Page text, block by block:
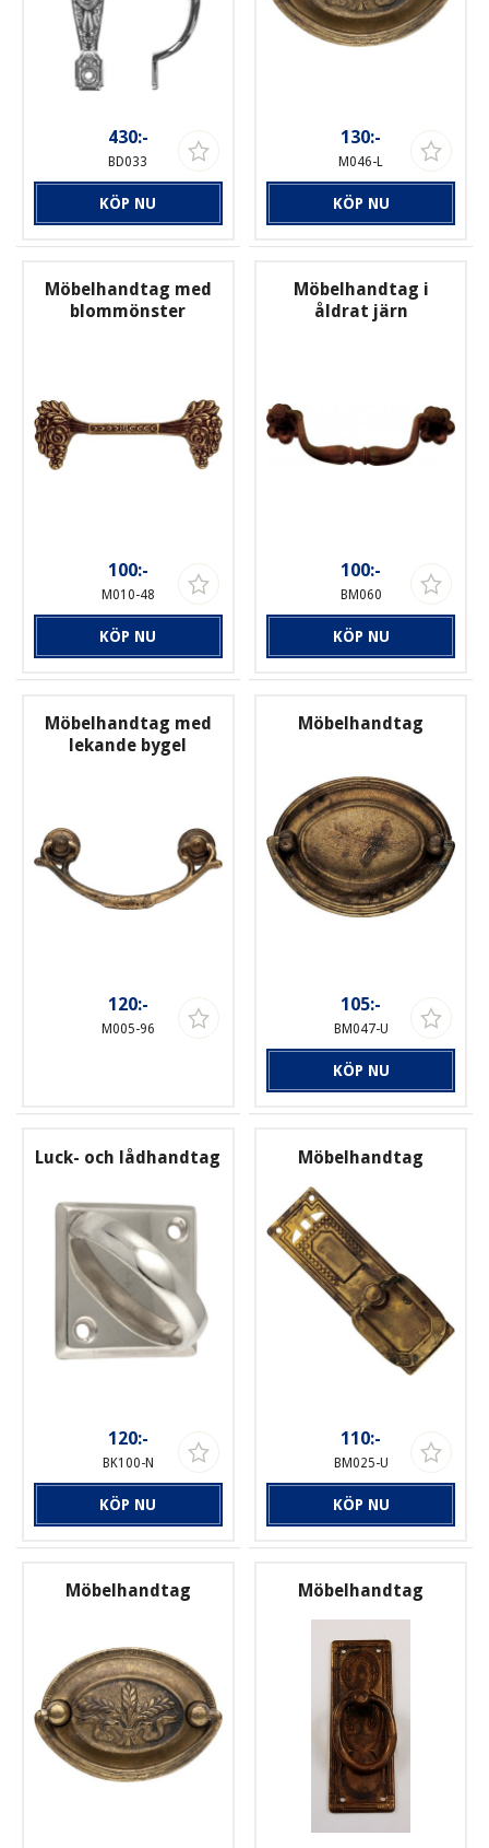
430:-
BD033
KÖP NU
130:-
M046-L
KÖP NU
Möbelhandtag med
blommönster
100:-
M010-48
KÖP NU
Möbelhandtag i
åldrat järn
100:-
BM060
KÖP NU
Möbelhandtag med
lekande bygel
120:-
M005-96
Möbelhandtag
105:-
BM047-U
KÖP NU
Luck- och lådhandtag
120:-
BK100-N
KÖP NU
Möbelhandtag
110:-
BM025-U
KÖP NU
Möbelhandtag Möbelhandtag